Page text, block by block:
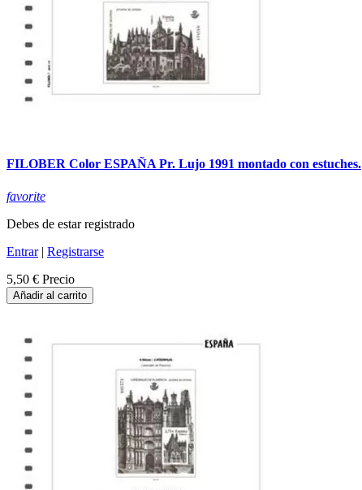
FILOBER Color ESPAÑA Pr. Lujo 1991 montado con estuches.
favorite
Debes de estar registrado
Entrar| Registrarse
5,50 € Precio
Añadir al carrito